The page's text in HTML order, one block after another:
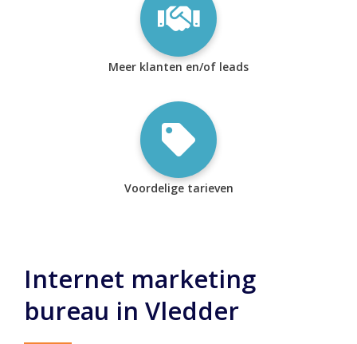
Meer klanten en/of leads
Voordelige tarieven
Internet marketing
bureau in Vledder